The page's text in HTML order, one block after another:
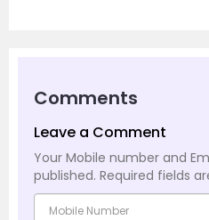
Comments
Leave a Comment
Your Mobile number and
published. Required fields